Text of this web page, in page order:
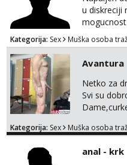
u diskreciji
pisite na
Kategorija: Sex Muška osoba
Avantura
Netko za
Svi su
nemam ali
Kategorija: Sex Muška osoba
anal - krk